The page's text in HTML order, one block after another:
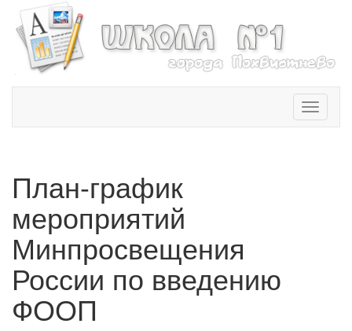
T
o
План-график
мероприятий
Минпросвещения
России по введению
ФООП